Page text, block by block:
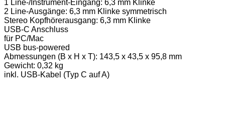
1 Line-/Instrument-Eingang: 6,3 mm Klinke
2 Line-Ausgänge: 6,3 mm Klinke symmetrisch
Stereo Kopfhörerausgang: 6,3 mm Klinke
USB-C Anschluss
für PC/Mac
USB bus-powered
Abmessungen (B x H x T): 143,5 x 43,5 x 95,8 mm
Gewicht: 0,32 kg
inkl. USB-Kabel (Typ C auf A)